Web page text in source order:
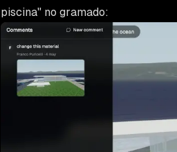
piscina" no gramado: